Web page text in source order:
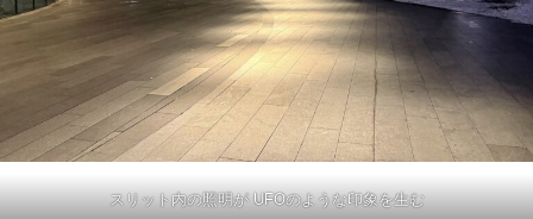
スリット内の照明が UFOのような印象を生む